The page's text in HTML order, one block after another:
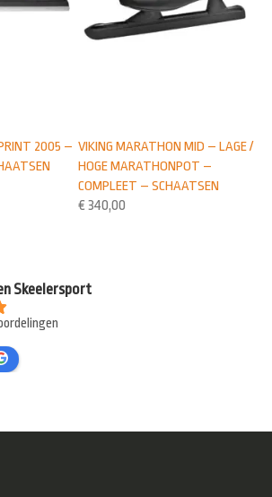
VIKING MARATHON MID – LAGE /
HOGE MARATHONPOT –
COMPLEET – SCHAATSEN
€ 340,00
2005 –
Skeelersport